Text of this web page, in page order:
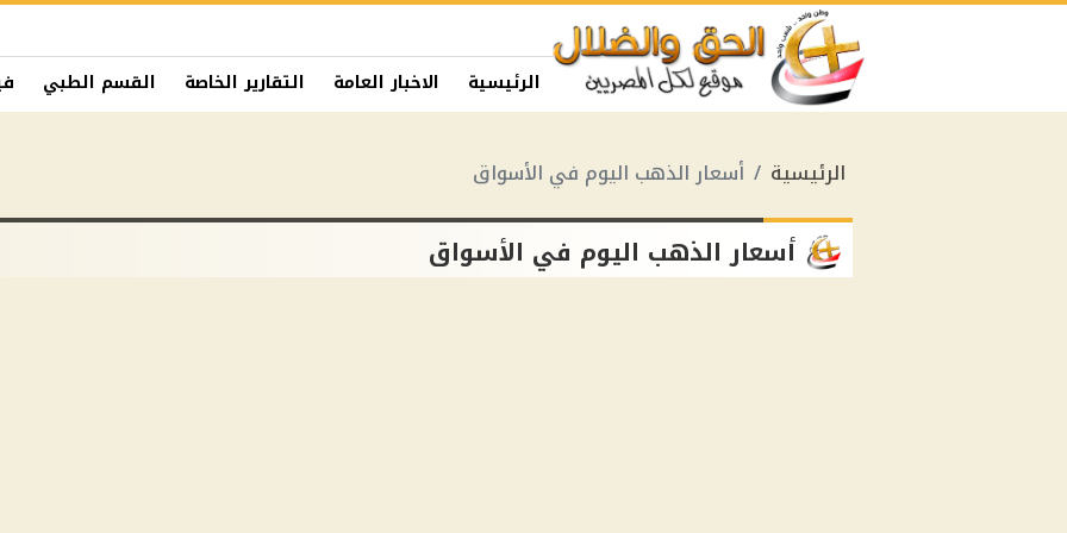
الرئيسية الاخبار العامة التقارير الخاصة القسم الطبي
الرئيسية أسعار الذهب اليوم في الأسواق
أسعار الذهب اليوم في الأسواق